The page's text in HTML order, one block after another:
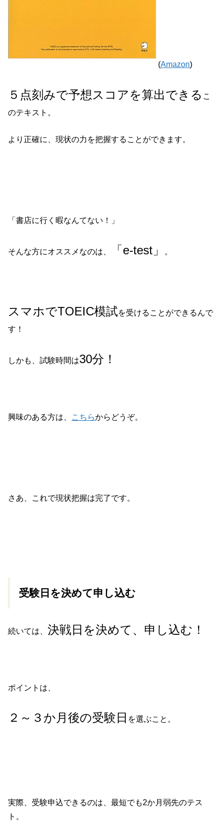
(Amazon)
５点刻みで予想スコアを算出できる こ
のテキスト。
より正確に、現状の力を把握することができます。
「書店に行く暇なんてない！」
そんな方にオススメなのは、 「e-test」 。
スマホでTOEIC模試を受けることができるんで
す！
しかも、試験時間は30分！
興味のある方は、 こちらからどうぞ。
さあ、これで現状把握は完了です。
受験日を決めて申し込む
続いては、決戦日を決めて、申し込む！
ポイントは、
２～３か月後の受験日 を選ぶこと。
実際、受験申込できるのは、最短でも2か月弱先のテス
ト。